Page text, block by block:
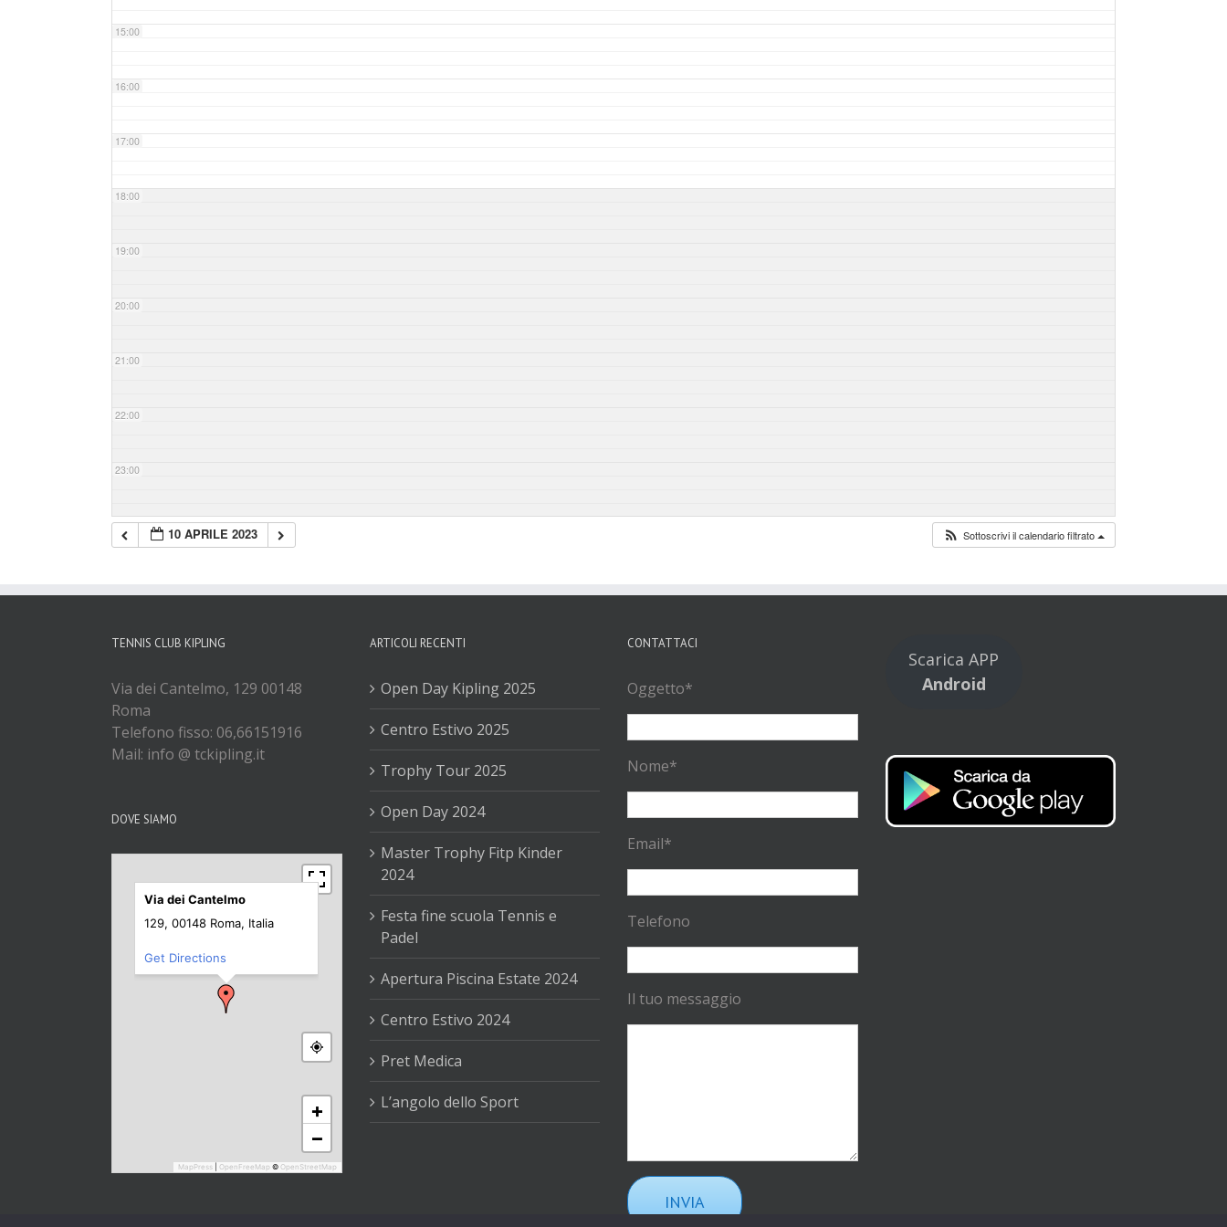
15:00
16:00
17:00
18:00
19:00
20:00
21:00
22:00
23:00
10 APRILE 2023 Sottoscrivi il calendario filtrato
TENNIS CLUB KIPLING
Via dei Cantelmo, 129 00148
Roma
Telefono fisso: 06,66151916
Mail: info @ tckipling.it
DOVE SIAMO
+
−
MapPress OpenFreeMap © OpenStreetMap
Via dei Cantelmo
129, 00148 Roma, Italia
Get Directions
ARTICOLI RECENTI
Open Day Kipling 2025
Centro Estivo 2025
Trophy Tour 2025
Open Day 2024
Master Trophy Fitp Kinder
2024
Festa fine scuola Tennis e
Padel
Apertura Piscina Estate 2024
Centro Estivo 2024
Pret Medica
L’angolo dello Sport
CONTATTACI
Oggetto*
Nome*
Email*
Telefono
Il tuo messaggio
Scarica APP
Android